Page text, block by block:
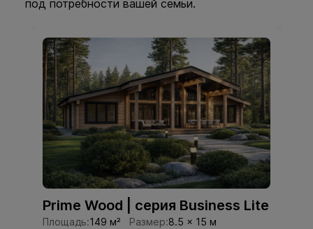
под потребности вашей семьи.
Prime Wood | серия Business Lite
Площадь:149 м² Размер:8.5 × 15 м